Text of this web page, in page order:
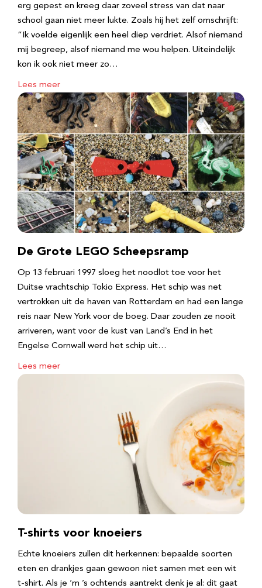
erg gepest en kreeg daar zoveel stress van dat naar
school gaan niet meer lukte. Zoals hij het zelf omschrijft:
“Ik voelde eigenlijk een heel diep verdriet. Alsof niemand
mij begreep, alsof niemand me wou helpen. Uiteindelijk
kon ik ook niet meer zo…
Lees meer
De Grote LEGO Scheepsramp
Op 13 februari 1997 sloeg het noodlot toe voor het
Duitse vrachtschip Tokio Express. Het schip was net
vertrokken uit de haven van Rotterdam en had een lange
reis naar New York voor de boeg. Daar zouden ze nooit
arriveren, want voor de kust van Land’s End in het
Engelse Cornwall werd het schip uit…
Lees meer
T-shirts voor knoeiers
Echte knoeiers zullen dit herkennen: bepaalde soorten
eten en drankjes gaan gewoon niet samen met een wit
t-shirt. Als je ‘m ’s ochtends aantrekt denk je al: dit gaat